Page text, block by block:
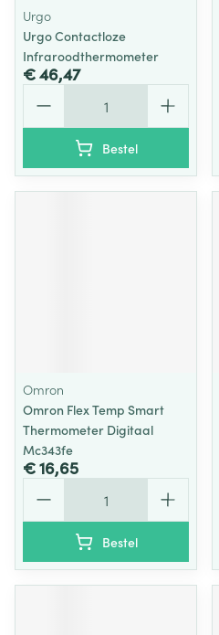
Urgo
Urgo Contactloze
Infraroodthermometer
€ 46,47
Bestel
Omron
Omron Flex Temp Smart
Thermometer Digitaal
Mc343fe
€ 16,65
Bestel